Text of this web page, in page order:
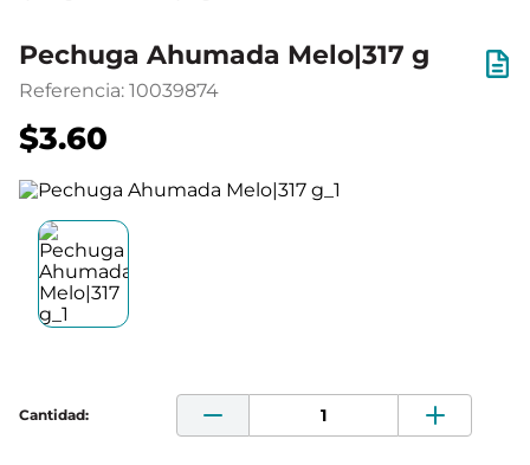
Pechuga Ahumada Melo|317 g
Referencia: 10039874
$3.60